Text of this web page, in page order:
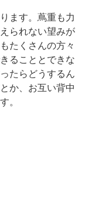
ます。蔦重も力
られない望みが
たくさんの方々
ることとできな
たらどうするん
か、お互い背中
。